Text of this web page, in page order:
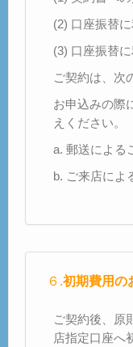
(2) 口座振替
(3) 口座振替
ご契約は、次
お申込みの際
えください。
a. 郵送による
b. ご来店によ
６.初期費用の
ご契約後、原
店指定口座へ